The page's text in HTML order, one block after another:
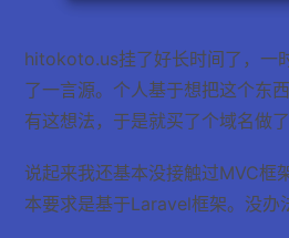
hitokoto.us挂了好长时间了，一
了一言源。个人基于想把这个东
有这想法，于是就买了个域名做了
说起来我还基本没接触过MVC框
本要求是基于Laravel框架。没办